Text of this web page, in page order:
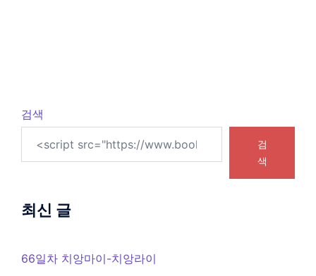
검색
검
색
최신 글
66일차 치앙마이-치앙라이